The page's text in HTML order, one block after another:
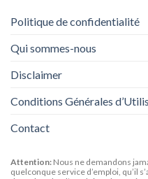
Politique de confidentialité
Qui sommes-nous
Disclaimer
Conditions Générales
Contact
Attention: Nous ne demandons
quelconque service d’emploi, qu’il